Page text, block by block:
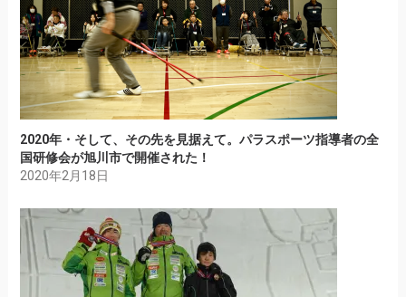
2020年・そして、その先を見据えて。パラスポーツ指導者の全
国研修会が旭川市で開催された！
2020年2月18日